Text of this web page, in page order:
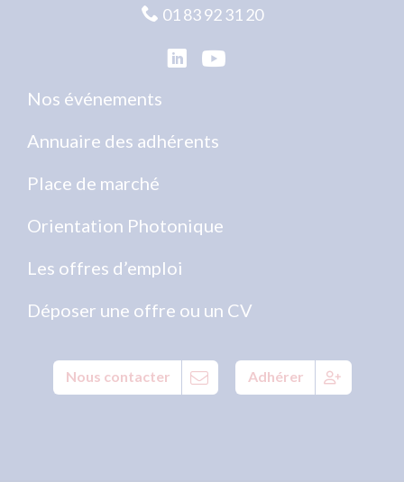
01 83 92 31 20
Nos événements
Annuaire des adhérents
Place de marché
Orientation Photonique
Les offres d’emploi
Déposer une offre ou un CV
Nous contacter Adhérer